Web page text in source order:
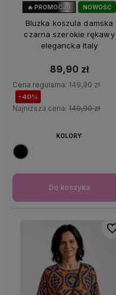
NOWOŚĆ
🔥 PROMOCJA
Bluzka koszula damska
czarna szerokie rękawy
elegancka Italy
89,90 zł
Cena regularna: 149,90 zł
-40%
Najniższa cena: 149,90 zł
Do koszyka
KOLORY: